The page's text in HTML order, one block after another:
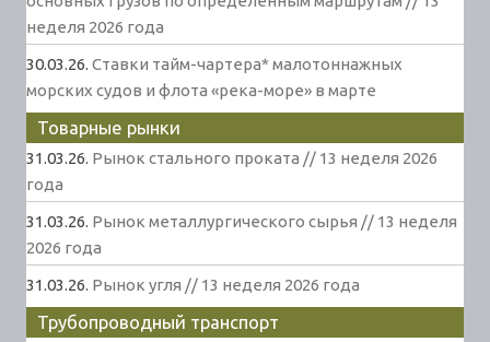
неделя 2026 года
30.03.26. Ставки тайм-чартера* малотоннажных
морских судов и флота «река-море» в марте
Товарные рынки
31.03.26. Рынок стального проката // 13 неделя 2026
года
31.03.26. Рынок металлургического сырья // 13 неделя
2026 года
31.03.26. Рынок угля // 13 неделя 2026 года
Трубопроводный транспорт